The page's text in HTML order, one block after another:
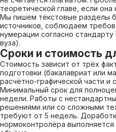
теоретической главе, если
Мы пишем текстовые разделы
источников, соблюдаем
нумерации согласно
вуза).
Сроки и стоимость
Стоимость зависит от трёх
подготовки (бакалавриат или
расчётно-графической части и
Минимальный срок для
недели. Работы с
решениями или со сложными
требуют от 5 недель.
нормоконтролёра выполняется